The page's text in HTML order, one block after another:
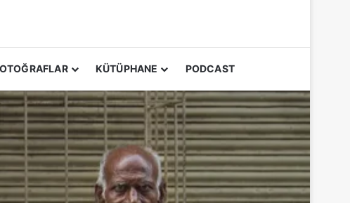
KÜTÜPHANE PODCAST